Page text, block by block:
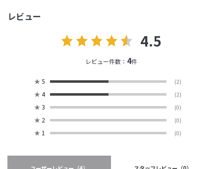
レビュー
4.5
レビュー件数： 4件
★ 5 (2)
★ 4 (2)
★ 3 (0)
★ 2 (0)
★ 1 (0)